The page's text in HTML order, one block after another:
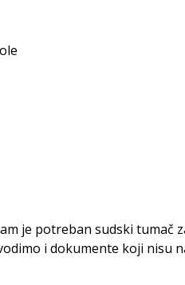
je potreban sudski tumač
i dokumente koji nisu